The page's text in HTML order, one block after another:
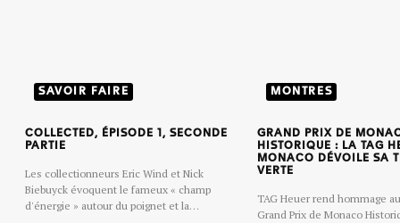
COLLECTED, ÉPISODE 1, SECONDE
PARTIE
Les collectionneurs Eric Wind et Nick
Biebuyck évoquent le fameux « champ
d'énergie » autour du poignet et la
SAVOIR FAIRE
GRAND PRIX DE
HISTORIQUE : LA TAG
MONACO DÉVOILE SA
VERTE
TAG Heuer rend hommage
Grand Prix de Monaco
MONTRES